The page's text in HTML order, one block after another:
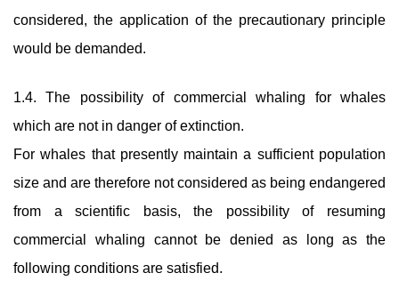
considered, the application of the precautionary principle
would be demanded.
1.4. The possibility of commercial whaling for whales
which are not in danger of extinction.
For whales that presently maintain a sufficient population
size and are therefore not considered as being endangered
from a scientific basis, the possibility of resuming
commercial whaling cannot be denied as long as the
following conditions are satisfied.